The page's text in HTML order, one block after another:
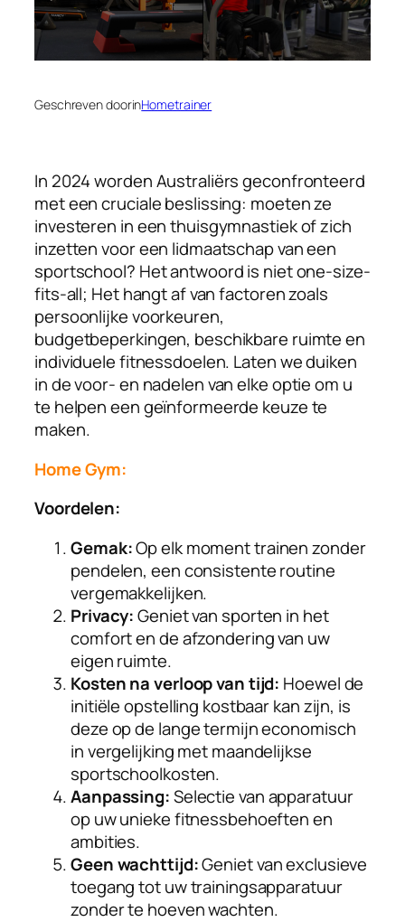
Geschreven doorinHometrainer
In 2024 worden Australiërs geconfronteerd
met een cruciale beslissing: moeten ze
investeren in een thuisgymnastiek of zich
inzetten voor een lidmaatschap van een
sportschool? Het antwoord is niet one-size-
fits-all; Het hangt af van factoren zoals
persoonlijke voorkeuren,
budgetbeperkingen, beschikbare ruimte en
individuele fitnessdoelen. Laten we duiken
in de voor- en nadelen van elke optie om u
te helpen een geïnformeerde keuze te
maken.
Home Gym:
Voordelen:
Gemak:Op elk moment trainen zonder
pendelen, een consistente routine
vergemakkelijken.
Privacy:Geniet van sporten in het
comfort en de afzondering van uw
eigen ruimte.
Kosten na verloop van tijd: Hoewel de
initiële opstelling kostbaar kan zijn, is
deze op de lange termijn economisch
in vergelijking met maandelijkse
sportschoolkosten.
Aanpassing:Selectie van apparatuur
op uw unieke fitnessbehoeften en
ambities.
Geen wachttijd:Geniet van exclusieve
toegang tot uw trainingsapparatuur
zonder te hoeven wachten.